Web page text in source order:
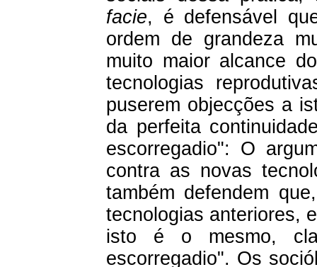
facie, é defensável
ordem de grandeza
muito maior alcance
tecnologias
puserem objecções a
da perfeita
escorregadio": O
contra as novas
também defendem
tecnologias anteriores,
isto é o mesmo,
escorregadio". Os